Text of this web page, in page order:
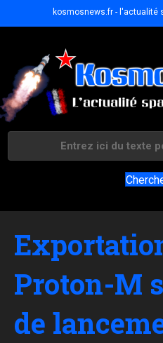
kosmosnews.fr - l'actualité
Proton-M
de